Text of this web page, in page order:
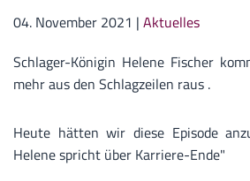
04. November 2021 | Aktuelles
Schlager-Königin Helene Fischer
mehr aus den Schlagzeilen raus .
Heute hätten wir diese Episode
Helene spricht über Karriere-Ende"